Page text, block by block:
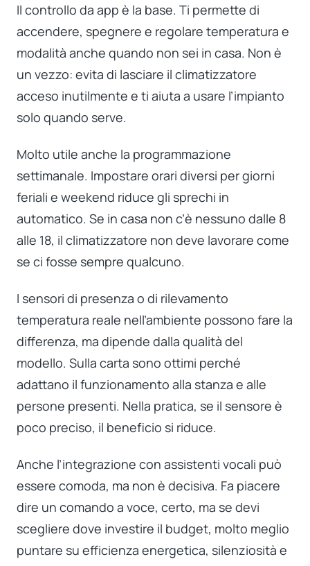
Il controllo da app è la base. Ti permette di
accendere, spegnere e regolare temperatura e
modalità anche quando non sei in casa. Non è
un vezzo: evita di lasciare il climatizzatore
acceso inutilmente e ti aiuta a usare l’impianto
solo quando serve.
Molto utile anche la programmazione
settimanale. Impostare orari diversi per giorni
feriali e weekend riduce gli sprechi in
automatico. Se in casa non c’è nessuno dalle 8
alle 18, il climatizzatore non deve lavorare come
se ci fosse sempre qualcuno.
I sensori di presenza o di rilevamento
temperatura reale nell’ambiente possono fare la
differenza, ma dipende dalla qualità del
modello. Sulla carta sono ottimi perché
adattano il funzionamento alla stanza e alle
persone presenti. Nella pratica, se il sensore è
poco preciso, il beneficio si riduce.
Anche l’integrazione con assistenti vocali può
essere comoda, ma non è decisiva. Fa piacere
dire un comando a voce, certo, ma se devi
scegliere dove investire il budget, molto meglio
puntare su efficienza energetica, silenziosità e